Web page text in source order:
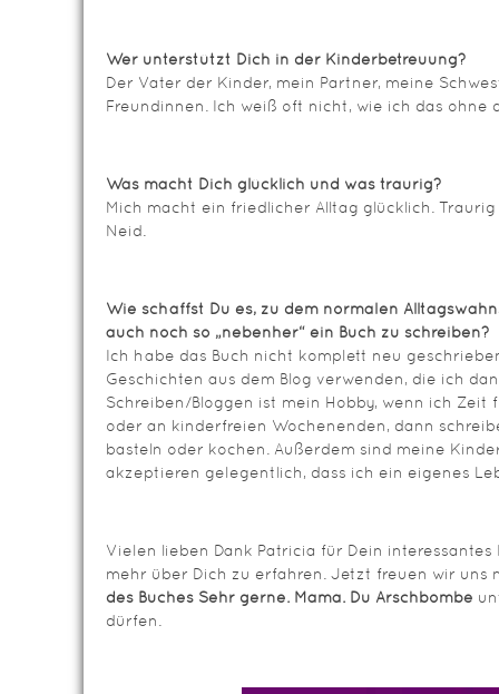
Wer unterstützt Dich in der Kinderbetreuung?
Der Vater der Kinder, mein Partner, meine
Freundinnen. Ich weiß oft nicht, wie ich das ohne
Was macht Dich glücklich und was traurig?
Mich macht ein friedlicher Alltag glücklich.
Neid.
Wie schaffst Du es, zu dem normalen
auch noch so „nebenher“ ein Buch zu schreiben?
Ich habe das Buch nicht komplett neu
Geschichten aus dem Blog verwenden, die ich
Schreiben/Bloggen ist mein Hobby, wenn ich Zeit
oder an kinderfreien Wochenenden, dann
basteln oder kochen. Außerdem sind meine
akzeptieren gelegentlich, dass ich ein eigenes
Vielen lieben Dank Patricia für Dein
mehr über Dich zu erfahren. Jetzt freuen wir
des Buches Sehr gerne. Mama. Du Arschbombe
dürfen.